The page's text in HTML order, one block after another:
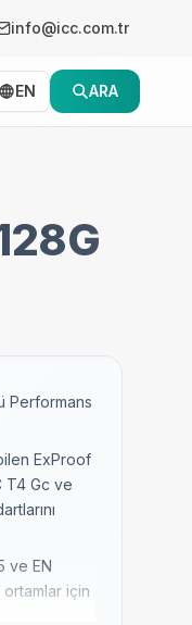
info@icc.com.tr
EN ARA
Performans
ExProof
T4 Gc ve
ve EN
ortamlar için